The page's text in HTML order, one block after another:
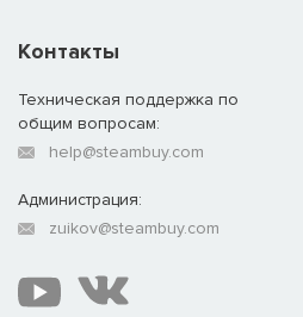
Контакты
Техническая поддержка по
общим вопросам:
help@steambuy.com
Администрация:
zuikov@steambuy.com